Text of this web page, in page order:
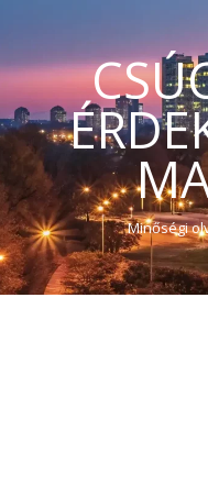
Minőségi